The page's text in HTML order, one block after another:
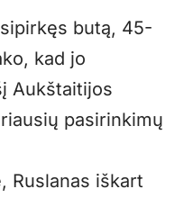
butą, 45-
kad jo
Aukštaitijos
pasirinkimų
Ruslanas iškart